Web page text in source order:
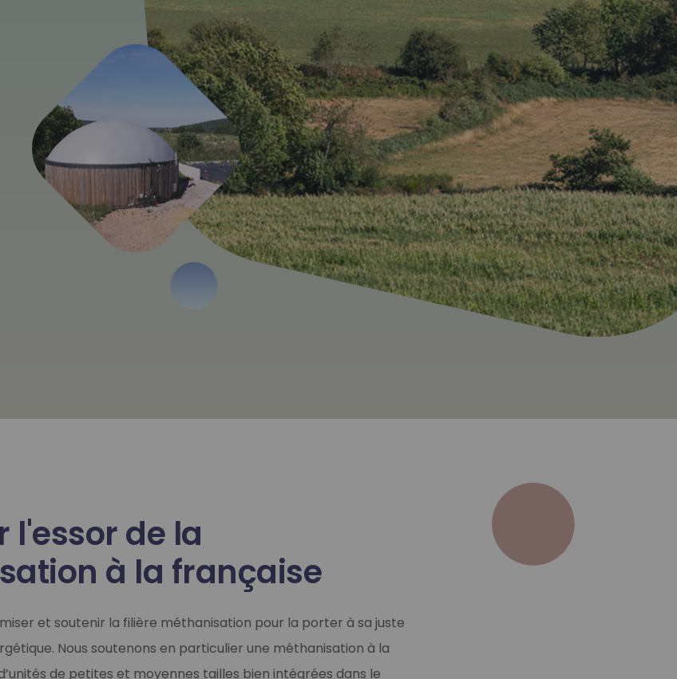
l'essor de la
à la française
et soutenir la filière méthanisation pour la porter à sa juste
Nous soutenons en particulier une méthanisation à la
de petites et moyennes tailles bien intégrées dans le